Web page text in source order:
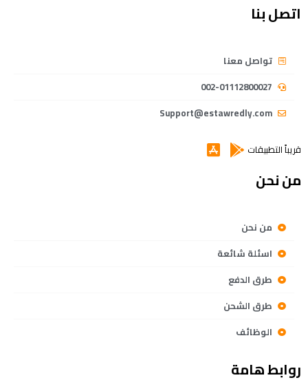
اتصل بنا
تواصل معنا
002-01112800027
Support@estawredly.com
قريباً التطبيقات
من نحن
من نحن
اسئلة شائعة
طرق الدفع
طرق الشحن
الوظائف
روابط هامة